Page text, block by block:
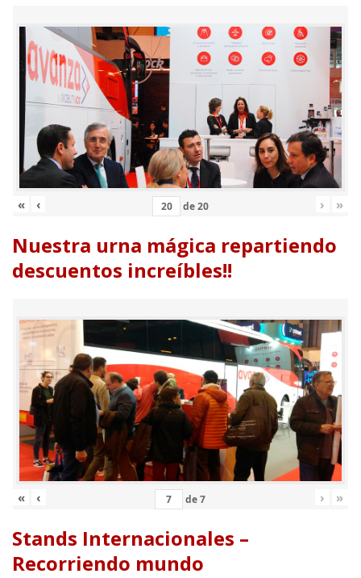
« ‹ de20 › »
Nuestra urna mágica repartiendo
descuentos increíbles!!
« ‹ de7 › »
Stands Internacionales –
Recorriendo mundo